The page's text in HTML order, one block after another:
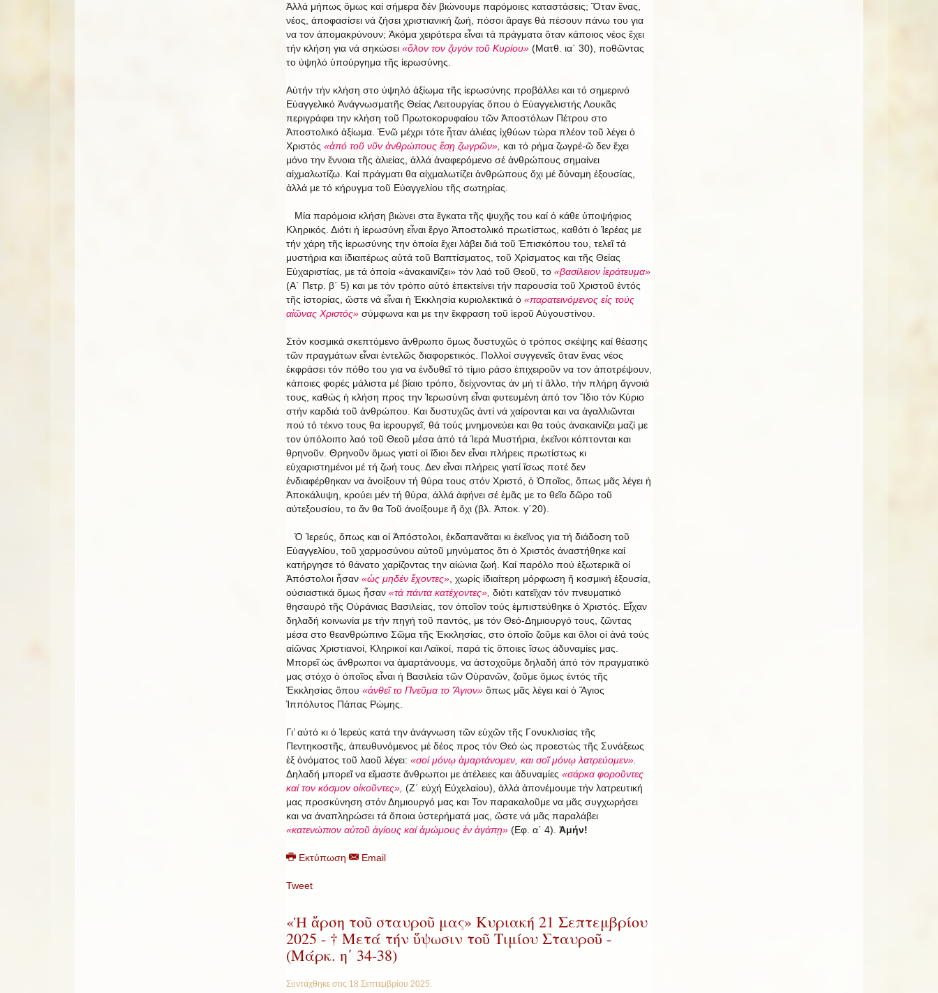
Ἀλλά μήπως ὅμως καί σήμερα δέν βιώνουμε παρόμοιες καταστάσεις; Ὅταν ἕνας,
νέος, ἀποφασίσει νά ζήσει χριστιανική ζωή, πόσοι ἄραγε θά πέσουν πάνω του για
να τον ἀπομακρύνουν; Ἀκόμα χειρότερα εἶναι τά πράγματα ὅταν κάποιος νέος ἔχει
τήν κλήση για νά σηκώσει «ὅλον τον ζυγόν τοῦ Κυρίου»(Ματθ. ια΄ 30), ποθῶντας
το ὑψηλό ὑπούργημα τῆς ἱερωσύνης.
Αὐτήν τήν κλήση στο ὑψηλό ἀξίωμα τῆς ἱερωσύνης προβάλλει και τό σημερινό
Εὐαγγελικό Ἀνάγνωσματῆς Θείας Λειτουργίας ὅπου ὁ Εὐαγγελιστής Λουκᾶς
περιγράφει την κλήση τοῦ Πρωτοκορυφαίου τῶν Ἀποστόλων Πέτρου στο
Ἀποστολικό ἀξίωμα. Ἐνῶ μέχρι τότε ἦταν ἁλιέας ἰχθύων τώρα πλέον τοῦ λέγει ὁ
Χριστός «ἀπό τοῦ νῦν ἀνθρώπους ἔσῃ ζωγρῶν», και τό ρήμα ζωγρέ-ῶ δεν ἔχει
μόνο την ἔννοια τῆς ἁλιείας, ἀλλά ἀναφερόμενο σέ ἀνθρώπους σημαίνει
αἰχμαλωτίζω. Καί πράγματι θα αἰχμαλωτίζει ἀνθρώπους ὄχι μέ δύναμη ἐξουσίας,
ἀλλά με τό κήρυγμα τοῦ Εὐαγγελίου τῆς σωτηρίας.
Μία παρόμοια κλήση βιώνει στα ἔγκατα τῆς ψυχῆς του καί ὁ κάθε ὑποψήφιος
Κληρικός. Διότι ἡ ἱερωσύνη εἶναι ἔργο Ἀποστολικό πρωτίστως, καθότι ὁ Ἱερέας με
τήν χάρη τῆς ἱερωσύνης την ὁποία ἔχει λάβει διά τοῦ Ἐπισκόπου του, τελεῖ τά
μυστήρια και ἰδιαιτέρως αὐτά τοῦ Βαπτίσματος, τοῦ Χρίσματος και τῆς Θείας
Εὐχαριστίας, με τά ὁποία «ἀνακαινίζει» τόν λαό τοῦ Θεοῦ, το «βασίλειον ἱεράτευμα»
(Α΄ Πετρ. β΄ 5) και με τόν τρόπο αὐτό ἐπεκτείνει τήν παρουσία τοῦ Χριστοῦ ἐντός
τῆς ἱστορίας, ὥστε νά εἶναι ἡ Ἐκκλησία κυριολεκτικά ὁ «παρατεινόμενος εἰς τούς
αἰῶνας Χριστός»σύμφωνα και με την ἔκφραση τοῦ ἱεροῦ Αὐγουστίνου.
Στόν κοσμικά σκεπτόμενο ἄνθρωπο ὅμως δυστυχῶς ὁ τρόπος σκέψης καί θέασης
τῶν πραγμάτων εἶναι ἐντελῶς διαφορετικός. Πολλοί συγγενεῖς ὅταν ἕνας νέος
ἐκφράσει τόν πόθο του για να ἐνδυθεῖ τό τίμιο ράσο ἐπιχειροῦν να τον ἀποτρέψουν,
κάποιες φορές μάλιστα μέ βίαιο τρόπο, δείχνοντας ἀν μή τί ἄλλο, τήν πλήρη ἄγνοιά
τους, καθώς ἡ κλήση προς την Ἱερωσύνη εἶναι φυτευμένη ἀπό τον Ἴδιο τόν Κύριο
στήν καρδιά τοῦ ἀνθρώπου. Και δυστυχῶς ἀντί νά χαίρονται και να ἀγαλλιῶνται
πού τό τέκνο τους θα ἱερουργεῖ, θά τούς μνημονεύει και θα τούς ἀνακαινίζει μαζί με
τον ὑπόλοιπο λαό τοῦ Θεοῦ μέσα ἀπό τά Ἱερά Μυστήρια, ἐκεῖνοι κόπτονται και
θρηνοῦν. Θρηνοῦν ὅμως γιατί οἱ ἴδιοι δεν εἶναι πλήρεις πρωτίστως κι
εὐχαριστημένοι μέ τή ζωή τους. Δεν εἶναι πλήρεις γιατί ἴσως ποτέ δεν
ἐνδιαφέρθηκαν να ἀνοίξουν τή θύρα τους στόν Χριστό, ὁ Ὁποῖος, ὅπως μᾶς λέγει ἡ
Ἀποκάλυψη, κρούει μέν τή θύρα, ἀλλά ἀφήνει σέ ἐμᾶς με το θεῖο δῶρο τοῦ
αὐτεξουσίου, το ἄν θα Τοῦ ἀνοίξουμε ἤ ὄχι (βλ. Ἀποκ. γ΄20).
Ὁ Ἱερεύς, ὅπως και οἱ Ἀπόστολοι, ἐκδαπανᾶται κι ἐκεῖνος για τή διάδοση τοῦ
Εὐαγγελίου, τοῦ χαρμοσύνου αὐτοῦ μηνύματος ὅτι ὁ Χριστός ἀναστήθηκε καί
κατήργησε τό θάνατο χαρίζοντας την αἰώνια ζωή. Καί παρόλο πού ἐξωτερικᾶ οἱ
Ἀπόστολοι ἦσαν «ὡς μηδέν ἔχοντες», χωρίς ἰδιαίτερη μόρφωση ἤ κοσμική ἐξουσία,
οὐσιαστικά ὅμως ἦσαν «τά πάντα κατέχοντες», διότι κατεῖχαν τόν πνευματικό
θησαυρό τῆς Οὐράνιας Βασιλείας, τον ὁποῖον τούς ἐμπιστεύθηκε ὁ Χριστός. Εἶχαν
δηλαδή κοινωνία με τήν πηγή τοῦ παντός, με τόν Θεό-Δημιουργό τους, ζῶντας
μέσα στο θεανθρώπινο Σῶμα τῆς Ἐκκλησίας, στο ὁποῖο ζοῦμε και ὅλοι οἱ ἀνά τούς
αἰῶνας Χριστιανοί, Κληρικοί και Λαϊκοί, παρά τίς ὅποιες ἴσως ἀδυναμίες μας.
Μπορεῖ ὡς ἄνθρωποι να ἁμαρτάνουμε, να ἀστοχοῦμε δηλαδή ἀπό τόν πραγματικό
μας στόχο ὁ ὁποῖος εἶναι ἡ Βασιλεία τῶν Οὐρανῶν, ζοῦμε ὅμως ἐντός τῆς
Ἐκκλησίας ὅπου «ἀνθεῖ το Πνεῦμα το Ἅγιον» ὅπως μᾶς λέγει καί ὁ Ἅγιος
Ἱππόλυτος Πάπας Ρώμης.
Γι’ αὐτό κι ὁ Ἱερεύς κατά την ἀνάγνωση τῶν εὐχῶν τῆς Γονυκλισίας τῆς
Πεντηκοστῆς, ἀπευθυνόμενος μέ δέος προς τόν Θεό ὡς προεστώς τῆς Συνάξεως
ἐξ ὀνόματος τοῦ λαοῦ λέγει: «σοί μόνῳ ἁμαρτάνομεν, και σοῖ μόνῳ λατρεύομεν».
Δηλαδή μπορεῖ να εἴμαστε ἄνθρωποι με ἀτέλειες και ἀδυναμίες «σάρκα φοροῦντες
καί τον κόσμον οἰκοῦντες», (Ζ΄ εὐχή Εὐχελαίου), ἀλλά ἀπονέμουμε τήν λατρευτική
μας προσκύνηση στόν Δημιουργό μας και Τον παρακαλοῦμε να μᾶς συγχωρήσει
και να ἀναπληρώσει τά ὅποια ὑστερήματά μας, ὥστε νά μᾶς παραλάβει
«κατενώπιον αὐτοῦ ἁγίους καί ἀμώμους ἐν ἀγάπῃ»(Εφ. α΄ 4). Ἀμήν!
Εκτύπωση Email
Tweet
«Ἡ ἄρση τοῦ σταυροῦ μας» Κυριακή 21 Σεπτεμβρίου
2025 - † Μετά τήν ὕψωσιν τοῦ Τιμίου Σταυροῦ -
(Μάρκ. η΄ 34-38)
Συντάχθηκε στις 18 Σεπτεμβρίου 2025.